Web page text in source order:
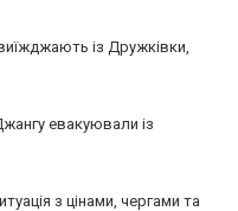
із Дружківки,
евакуювали із
з цінами, чергами та